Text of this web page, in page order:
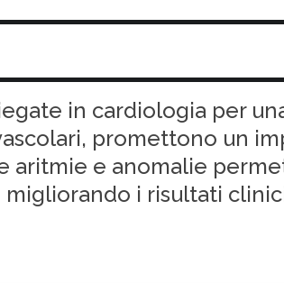
in cardiologia per
promettono un
aritmie e anomalie
i risultati